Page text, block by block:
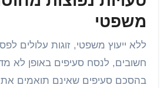
משפטי
ללא ייעוץ משפטי, זוגות עלולים
חשובים, לנסח סעיפים באופן לא
בהסכם סעיפים שאינם תואמים את